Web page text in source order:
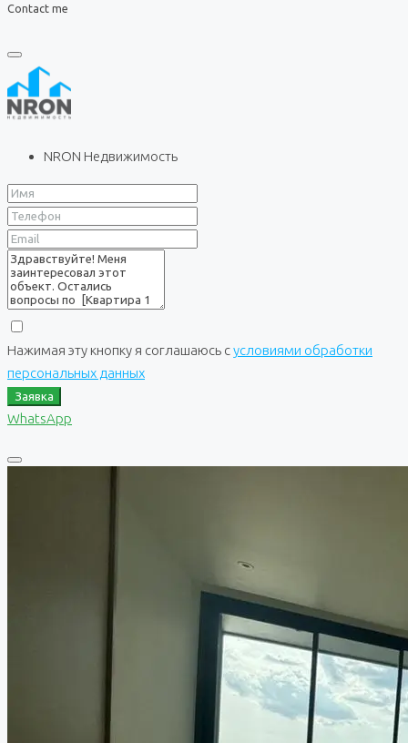
Contact me
NRON Недвижимость
Нажимая эту кнопку я соглашаюсь сусловиями обработки
персональных данных
Заявка
WhatsApp